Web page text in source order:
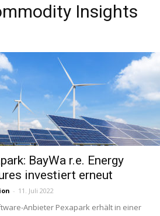
Insights
BayWa r.e. Energy
investiert erneut
- 11. Juli 2022
Anbieter Pexapark erhält in einer